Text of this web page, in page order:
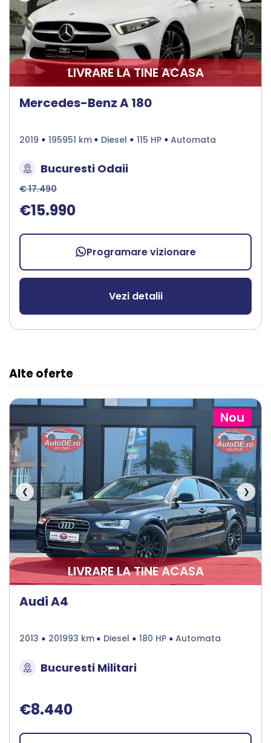
LIVRARE LA TINE ACASA
Mercedes-Benz A 180
2019 195951 km Diesel 115 HP Automata
Bucuresti Odaii
€ 17.490
€15.990
Programare vizionare
Vezi detalii
Alte oferte
Nou
❮ ❯
LIVRARE LA TINE ACASA
Audi A4
2013 201993 km Diesel 180 HP Automata
Bucuresti Militari
€8.440